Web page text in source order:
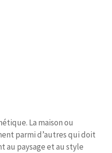
La maison ou
parmi d’autres qui doit
au paysage et au style